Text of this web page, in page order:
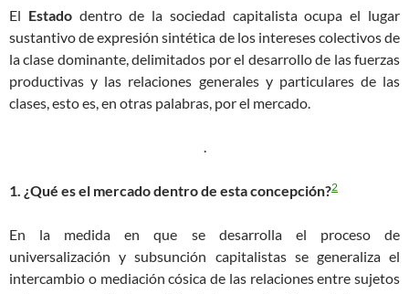
El Estadodentro de la sociedad capitalista ocupa el lugar
sustantivo de expresión sintética de los intereses colectivos de
la clase dominante, delimitados por el desarrollo de las fuerzas
productivas y las relaciones generales y particulares de las
clases, esto es, en otras palabras, por el mercado.
.
1. ¿Qué es el mercado dentro de esta concepción?2
En la medida en que se desarrolla el proceso de
universalización y subsunción capitalistas se generaliza el
intercambio o mediación cósica de las relaciones entre sujetos